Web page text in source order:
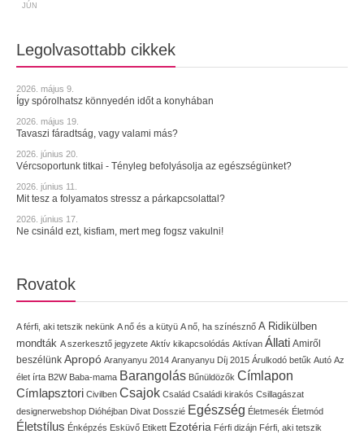
JÚN
Legolvasottabb cikkek
2026. május 9.
Így spórolhatsz könnyedén időt a konyhában
2026. május 19.
Tavaszi fáradtság, vagy valami más?
2026. június 20.
Vércsoportunk titkai - Tényleg befolyásolja az egészségünket?
2026. június 11.
Mit tesz a folyamatos stressz a párkapcsolattal?
2026. június 17.
Ne csináld ezt, kisfiam, mert meg fogsz vakulni!
Rovatok
A férfi, aki tetszik nekünk A nő és a kütyü A nő, ha színésznő A Ridikülben
mondták A szerkesztő jegyzete Aktív kikapcsolódás Aktívan Állati Amiről
beszélünk Apropó Aranyanyu 2014 Aranyanyu Díj 2015 Árulkodó betűk Autó Az
élet írta B2W Baba-mama Barangolás Bűnüldözők Címlapon
Címlapsztori Civilben Csajok Család Családi kirakós Csillagászat
designerwebshop Dióhéjban Divat Dosszié Egészség Életmesék Életmód
Életstílus Énképzés Esküvő Etikett Ezotéria Férfi dizájn Férfi, aki tetszik